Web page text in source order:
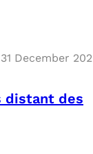
31 December
distant des